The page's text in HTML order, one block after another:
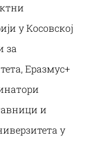
у Косовској
за
Еразмус+
и
у